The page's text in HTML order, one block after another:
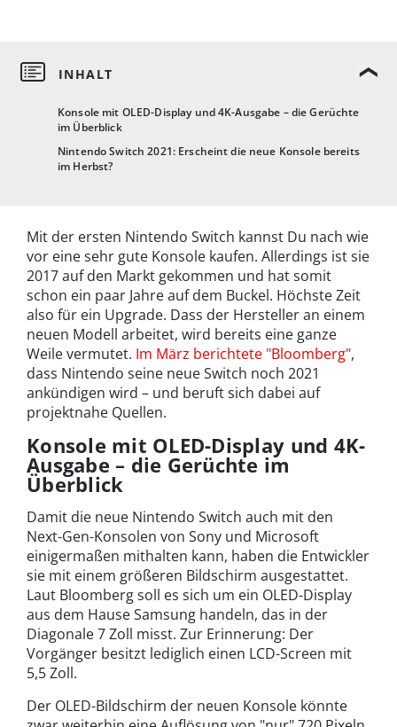
Konsole mit OLED-Display und 4K-Ausgabe – die Gerüchte
im Überblick
Nintendo Switch 2021: Erscheint die neue Konsole bereits
im Herbst?
Mit der ersten Nintendo Switch kannst Du nach wie
vor eine sehr gute Konsole kaufen. Allerdings ist sie
2017 auf den Markt gekommen und hat somit
schon ein paar Jahre auf dem Buckel. Höchste Zeit
also für ein Upgrade. Dass der Hersteller an einem
neuen Modell arbeitet, wird bereits eine ganze
Weile vermutet. Im März berichtete "Bloomberg",
dass Nintendo seine neue Switch noch 2021
ankündigen wird – und beruft sich dabei auf
projektnahe Quellen.
Konsole mit OLED-Display und 4K-
Ausgabe – die Gerüchte im
Überblick
Damit die neue Nintendo Switch auch mit den
Next-Gen-Konsolen von Sony und Microsoft
einigermaßen mithalten kann, haben die Entwickler
sie mit einem größeren Bildschirm ausgestattet.
Laut Bloomberg soll es sich um ein OLED-Display
aus dem Hause Samsung handeln, das in der
Diagonale 7 Zoll misst. Zur Erinnerung: Der
Vorgänger besitzt lediglich einen LCD-Screen mit
5,5 Zoll.
Der OLED-Bildschirm der neuen Konsole könnte